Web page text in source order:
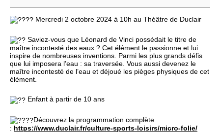
:
Les
du
Pont
Léonard
Mercredi 2 octobre 2024 à 10h au Théâtre de Duclair
Saviez-vous que Léonard de Vinci possédait le titre de
maître incontesté des eaux ? Cet élément le passionne et lui
inspire de nombreuses inventions. Parmi les plus grands défis
que lui imposera l’eau : sa traversée. Vous aussi devenez le
maître incontesté de l’eau et déjoué les pièges physiques de cet
élément.
Enfant à partir de 10 ans
Découvrez la programmation complète
: https://www.duclair.fr/culture-sports-loisirs/micro-folie/